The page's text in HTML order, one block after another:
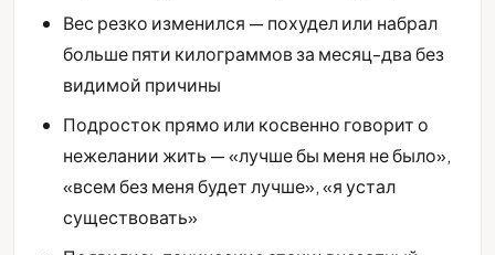
Вес резко изменился — похудел или набрал
больше пяти килограммов за месяц-два без
видимой причины
Подросток прямо или косвенно говорит о
нежелании жить — «лучше бы меня не было»,
«всем без меня будет лучше», «я устал
существовать»